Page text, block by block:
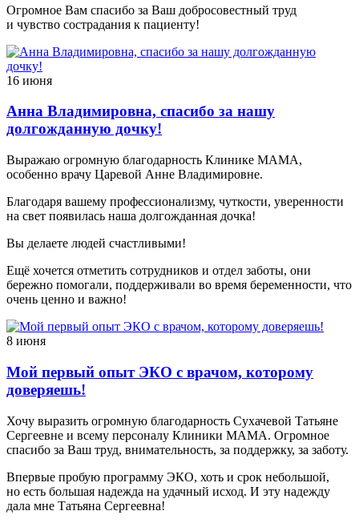
Огромное Вам спасибо за Ваш добросовестный труд
и чувство сострадания к пациенту!
16 июня
Анна Владимировна, спасибо за нашу
долгожданную дочку!
Выражаю огромную благодарность Клинике МАМА,
особенно врачу Царевой Анне Владимировне.
Благодаря вашему профессионализму, чуткости, уверенности
на свет появилась наша долгожданная дочка!
Вы делаете людей счастливыми!
Ещё хочется отметить сотрудников и отдел заботы, они
бережно помогали, поддерживали во время беременности, что
очень ценно и важно!
8 июня
Мой первый опыт ЭКО с врачом, которому
доверяешь!
Хочу выразить огромную благодарность Сухачевой Татьяне
Сергеевне и всему персоналу Клиники МАМА. Огромное
спасибо за Ваш труд, внимательность, за поддержку, за заботу.
Впервые пробую программу ЭКО, хоть и срок небольшой,
но есть большая надежда на удачный исход. И эту надежду
дала мне Татьяна Сергеевна!